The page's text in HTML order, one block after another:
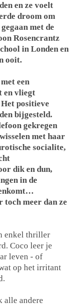
en ze voelt
droom om
met de
Rosencrantz
in Londen en
ooit.
een
en vliegt
positieve
bijgesteld.
gekregen
met haar
socialite,
dik en dun,
in de
meer dan ze
enkel thriller
Coco leer je
leven - of
op het irritant
alle andere